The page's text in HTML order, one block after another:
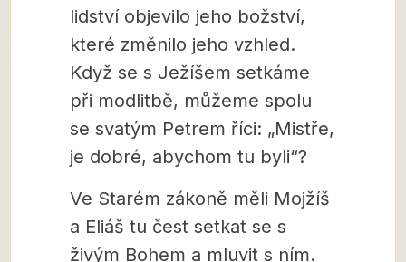
lidství objevilo jeho božství,
které změnilo jeho vzhled.
Když se s Ježíšem setkáme
při modlitbě, můžeme spolu
se svatým Petrem říci: „Mistře,
je dobré, abychom tu byli“?
Ve Starém zákoně měli Mojžíš
a Eliáš tu čest setkat se s
živým Bohem a mluvit s ním.